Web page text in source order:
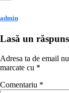
admin
Lasă un răspuns
Adresa ta de email
marcate cu *
Comentariu *